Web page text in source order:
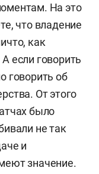
На это
что владение
как
если говорить
говорить об
От этого
было
не так
и
значение.